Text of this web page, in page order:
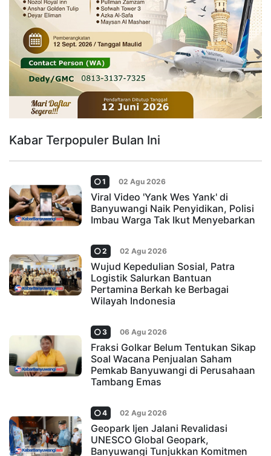
Kabar Terpopuler Bulan Ini
1 02 Agu 2026
Viral Video 'Yank Wes Yank' di
Banyuwangi Naik Penyidikan, Polisi
Imbau Warga Tak Ikut Menyebarkan
2 02 Agu 2026
Wujud Kepedulian Sosial, Patra
Logistik Salurkan Bantuan
Pertamina Berkah ke Berbagai
Wilayah Indonesia
3 06 Agu 2026
Fraksi Golkar Belum Tentukan Sikap
Soal Wacana Penjualan Saham
Pemkab Banyuwangi di Perusahaan
Tambang Emas
4 02 Agu 2026
Geopark Ijen Jalani Revalidasi
UNESCO Global Geopark,
Banyuwangi Tunjukkan Komitmen